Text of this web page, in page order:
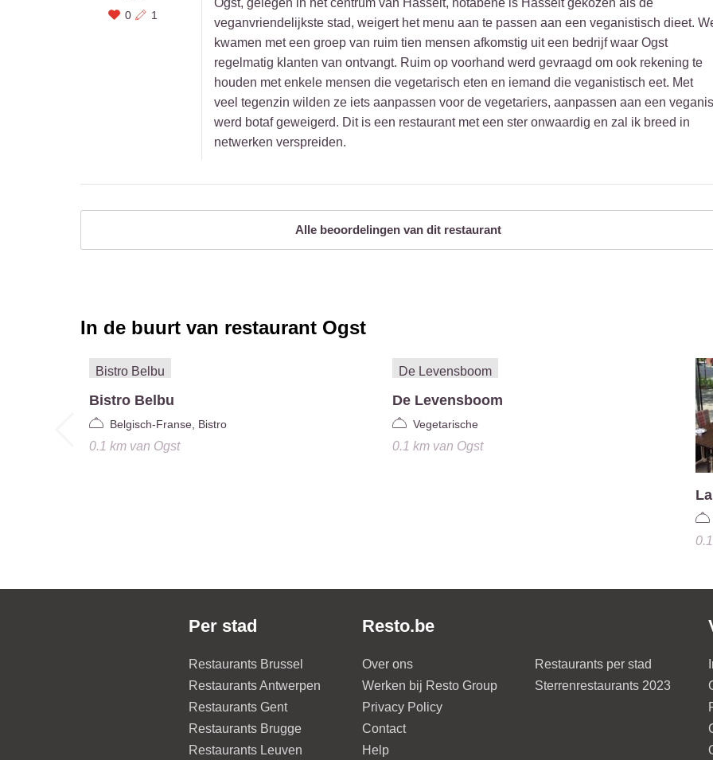
0 1
Ogst, gelegen in het centrum van Hasselt, notabene is Hasselt gekozen als de
veganvriendelijkste stad, weigert het menu aan te passen aan een veganistisch dieet.
kwamen met een groep van ruim tien mensen afkomstig uit een bedrijf waar Ogst
regelmatig klanten van ontvangt. Ruim op voorhand werd gevraagd om ook rekening te
houden met enkele mensen die vegetarisch eten en iemand die veganistisch eet. Met
veel tegenzin wilden ze iets aanpassen voor de vegetariers, aanpassen aan een
werd botaf geweigerd. Dit is een restaurant met een ster onwaardig en zal ik breed in
netwerken verspreiden.
Alle beoordelingen van dit restaurant
In de buurt van restaurant Ogst
Bistro Belbu
Belgisch-Franse, Bistro
0.1 kmvan Ogst
De Levensboom
Vegetarische
0.1 kmvan Ogst
Per stad
Restaurants Brussel
Restaurants Antwerpen
Restaurants Gent
Restaurants Brugge
Restaurants Leuven
Resto.be
Over ons
Werken bij Resto Group
Privacy Policy
Contact
Help
Restaurants per stad
Sterrenrestaurants 2023